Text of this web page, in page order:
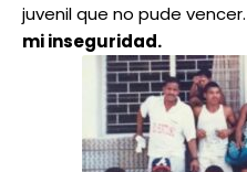
juvenil que no pude vencer.
mi inseguridad.